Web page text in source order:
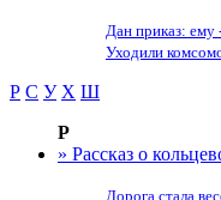
Дан приказ: ему
Уходили
Р С У Х Ш
Р
» Рассказ о
Дорога стала